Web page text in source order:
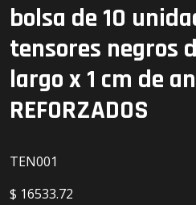
LED
bolsa de 10
tensores negros
largo x 1 cm de
REFORZADOS
TEN001
$ 16533.72